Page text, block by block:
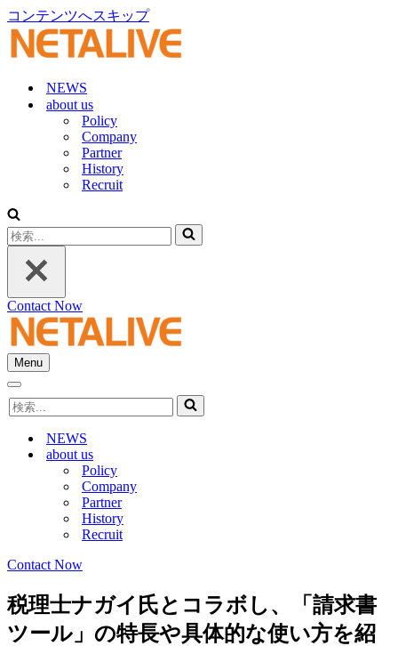
コンテンツへスキップ
NEWS
about us
Policy
Company
Partner
History
Recruit
検
索...
Contact Now
Menu
ナ
ゲ
シ
ョ
ナ
ビ
検
索...
NEWS
about us
Policy
Company
Partner
History
Recruit
Contact Now
税理士ナガイ氏とコラボし、「請求書
ツール」の特長や具体的な使い方を紹